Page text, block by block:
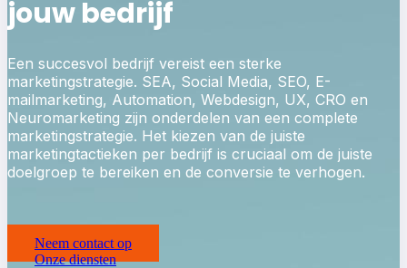
jouw bedrijf
Een succesvol bedrijf vereist een sterke
marketingstrategie. SEA, Social Media, SEO, E-
mailmarketing, Automation, Webdesign, UX, CRO en
Neuromarketing zijn onderdelen van een complete
marketingstrategie. Het kiezen van de juiste
marketingtactieken per bedrijf is cruciaal om de juiste
doelgroep te bereiken en de conversie te verhogen.
Neem contact op
Onze diensten